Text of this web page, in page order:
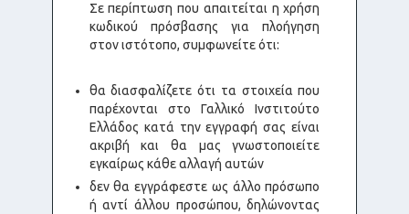
Σε περίπτωση που απαιτείται η χρήση
κωδικού πρόσβασης για πλοήγηση
στον ιστότοπο, συμφωνείτε ότι:
θα διασφαλίζετε ότι τα στοιχεία που
παρέχονται στο Γαλλικό Ινστιτούτο
Ελλάδος κατά την εγγραφή σας είναι
ακριβή και θα μας γνωστοποιείτε
εγκαίρως κάθε αλλαγή αυτών
δεν θα εγγράφεστε ως άλλο πρόσωπο
ή αντί άλλου προσώπου, δηλώνοντας